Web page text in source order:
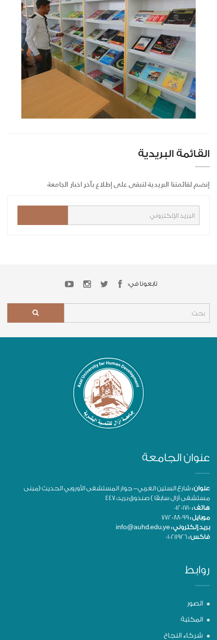
القائمة البريدية
إنضم لقائمتنا البريدية لتبقى على إطلاع بآخر اخبار الجامعة
تابعونا في:
عنوان الجامعة
عنوان :شارع الستين الغربي- جوار المستشفى الأوروبي الحديث (مبنى
مستشفى آزال سابقًا ) صندوق بريد: 447
هاتف :
موبايل :
بريد إلكتروني :
فاكس :
روابط
الصور
المكتبة
شركاء النجاح